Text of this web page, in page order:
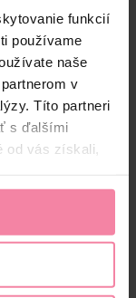
funkcií
používame
naše
v
Títo partneri
s ďalšími
od vás získali,